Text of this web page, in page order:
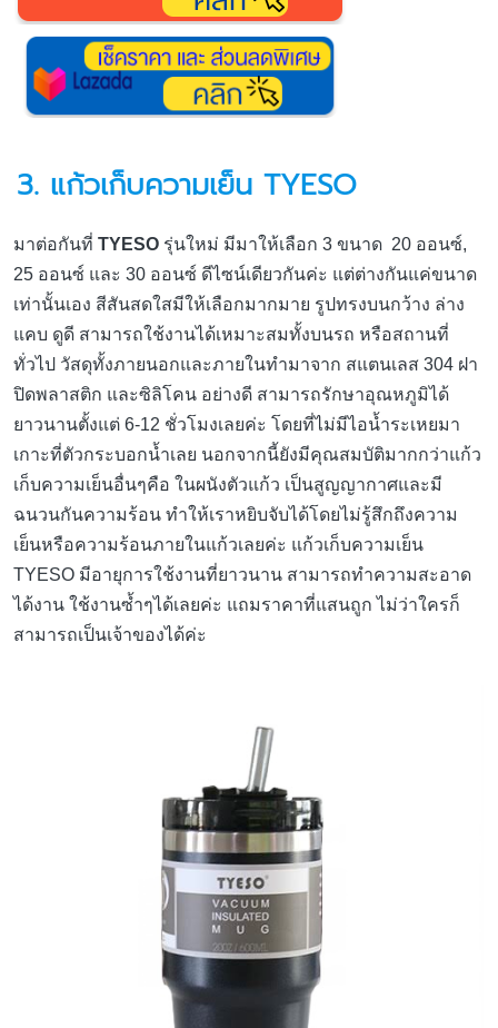
3. แก้วเก็บความเย็น TYESO
มาต่อกันที่ TYESO รุ่นใหม่ มีมาให้เลือก 3 ขนาด 20 ออนซ์,
25 ออนซ์ และ 30 ออนซ์ ดีไซน์เดียวกันค่ะ แต่ต่างกันแค่ขนาด
เท่านั้นเอง สีสันสดใสมีให้เลือกมากมาย รูปทรงบนกว้าง ล่าง
แคบ ดูดี สามารถใช้งานได้เหมาะสมทั้งบนรถ หรือสถานที่
ทั่วไป วัสดุทั้งภายนอกและภายในทำมาจาก สแตนเลส 304 ฝา
ปิดพลาสติก และซิลิโคน อย่างดี สามารถรักษาอุณหภูมิได้
ยาวนานตั้งแต่ 6-12 ชั่วโมงเลยค่ะ โดยที่ไม่มีไอน้ำระเหยมา
เกาะที่ตัวกระบอกน้ำเลย นอกจากนี้ยังมีคุณสมบัติมากกว่าแก้ว
เก็บความเย็นอื่นๆคือ ในผนังตัวแก้ว เป็นสูญญากาศและมี
ฉนวนกันความร้อน ทำให้เราหยิบจับได้โดยไม่รู้สึกถึงความ
เย็นหรือความร้อนภายในแก้วเลยค่ะ แก้วเก็บความเย็น
TYESO มีอายุการใช้งานที่ยาวนาน สามารถทำความสะอาด
ได้งาน ใช้งานซ้ำๆได้เลยค่ะ แถมราคาที่แสนถูก ไม่ว่าใครก็
สามารถเป็นเจ้าของได้ค่ะ